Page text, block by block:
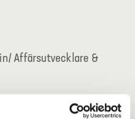
Affärsutvecklare &